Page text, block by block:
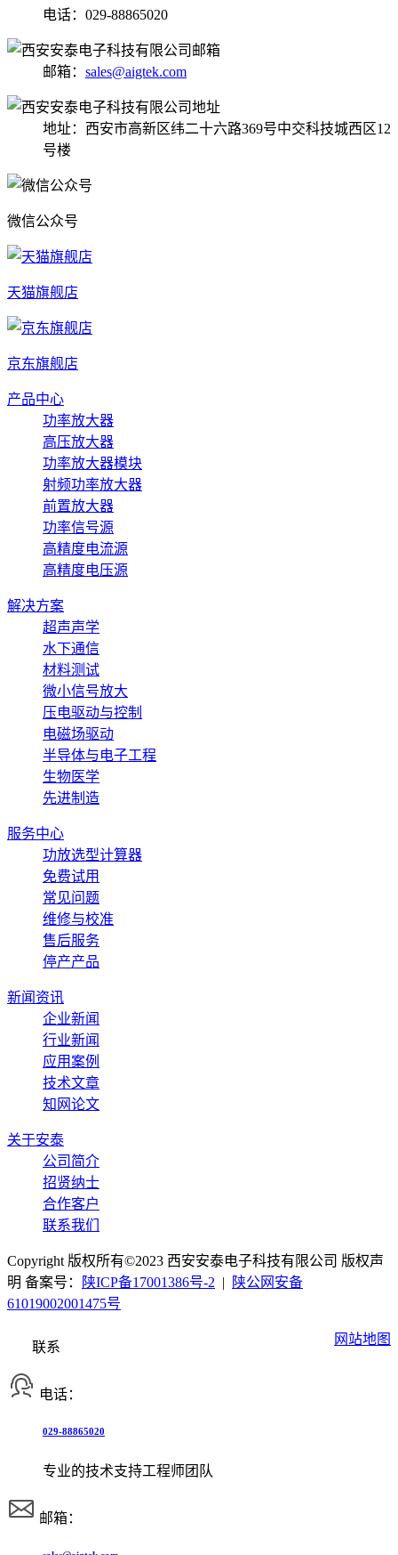
电话：029-88865020
邮箱： sales@aigtek.com
地址：西安市高新区纬二十六路369号中交科技城西区12
号楼
微信公众号
天猫旗舰店
京东旗舰店
产品中心
功率放大器
高压放大器
功率放大器模块
射频功率放大器
前置放大器
功率信号源
高精度电流源
高精度电压源
解决方案
超声声学
水下通信
材料测试
微小信号放大
压电驱动与控制
电磁场驱动
半导体与电子工程
生物医学
先进制造
服务中心
功放选型计算器
免费试用
常见问题
维修与校准
售后服务
停产产品
新闻资讯
企业新闻
行业新闻
应用案例
技术文章
知网论文
关于安泰
公司简介
招贤纳士
合作客户
联系我们
Copyright 版权所有©2023 西安安泰电子科技有限公司 版权声
明 备案号：
陕ICP备17001386号-2 |
陕公网安备
61019002001475号
网站地图
联系
电话：
029-88865020
专业的技术支持工程师团队
邮箱：